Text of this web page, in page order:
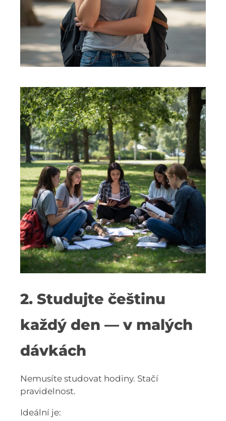
2. Studujte češtinu
každý den — v malých
dávkách
Nemusíte studovat hodiny. Stačí
pravidelnost.
Ideální je: